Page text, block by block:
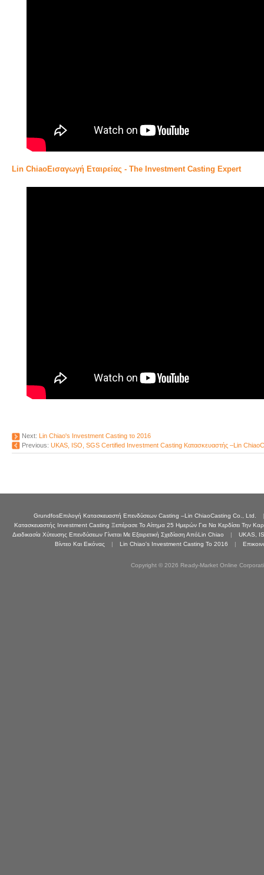
Lin ChiaoΕισαγωγή Εταιρείας - The Investment Casting Expert
Next: Lin Chiao's Investment Casting το 2016
Previous: UKAS, ISO, SGS Certified Investment Casting Κατασκευαστής –Lin
GrundfosΕπιλογή Κατασκευαστή Επενδύσεων Casting –Lin ChiaoCasting Co., Ltd.
Κατασκευαστής Investment Casting Ξεπέρασε Το Αίτημα 25 Ημερών Για Να Κερδίσει Την
Διαδικασία Χύτευσης Επενδύσεων Γίνεται Με Εξαιρετική Σχεδίαση ΑπόLin Chiao
|
UKAS,
Βίντεο Και Εικόνας
| Lin Chiao's Investment Casting Το 2016 |
Copyright © 2026 Ready-Market Online